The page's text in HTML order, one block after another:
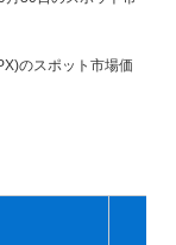
のスポット市場価